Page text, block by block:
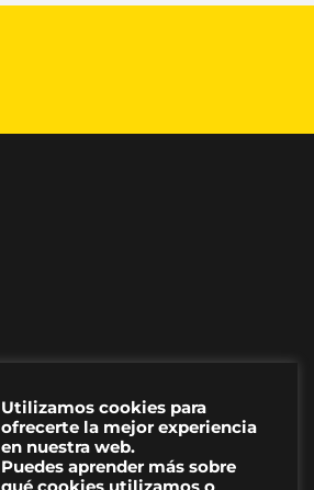
Utilizamos cookies para
ofrecerte la mejor experiencia
en nuestra web.
Puedes aprender más sobre